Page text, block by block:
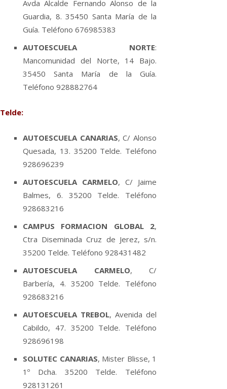
Avda Alcalde Fernando Alonso de la
Guardia, 8. 35450 Santa Marí­a de la
Guí­a. Teléfono 676985383
AUTOESCUELA NORTE:
Mancomunidad del Norte, 14 Bajo.
35450 Santa Marí­a de la Guí­a.
Teléfono 928882764
Telde:
AUTOESCUELA CANARIAS, C/ Alonso
Quesada, 13. 35200 Telde. Teléfono
928696239
AUTOESCUELA CARMELO, C/ Jaime
Balmes, 6. 35200 Telde. Teléfono
928683216
CAMPUS FORMACION GLOBAL 2,
Ctra Diseminada Cruz de Jerez, s/n.
35200 Telde. Teléfono 928431482
AUTOESCUELA CARMELO, C/
Barberí­a, 4. 35200 Telde. Teléfono
928683216
AUTOESCUELA TREBOL, Avenida del
Cabildo, 47. 35200 Telde. Teléfono
928696198
SOLUTEC CANARIAS, Mister Blisse, 1
1º Dcha. 35200 Telde. Teléfono
928131261